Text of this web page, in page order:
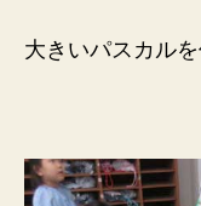
大きいパスカル